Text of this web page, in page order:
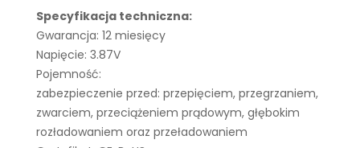
Specyfikacja techniczna:
Gwarancja: 12 miesięcy
Napięcie: 3.87V
Pojemność:
zabezpieczenie przed: przepięciem, przegrzaniem,
zwarciem, przeciążeniem prądowym, głębokim
rozładowaniem oraz przeładowaniem